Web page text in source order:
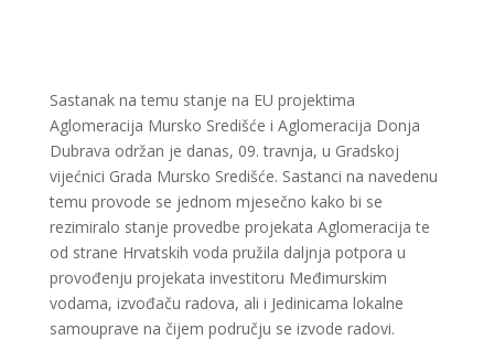
Sastanak na temu stanje na EU projektima
Aglomeracija Mursko Središće i Aglomeracija Donja
Dubrava održan je danas, 09. travnja, u Gradskoj
vijećnici Grada Mursko Središće. Sastanci na navedenu
temu provode se jednom mjesečno kako bi se
rezimiralo stanje provedbe projekata Aglomeracija te
od strane Hrvatskih voda pružila daljnja potpora u
provođenju projekata investitoru Međimurskim
vodama, izvođaču radova, ali i Jedinicama lokalne
samouprave na čijem području se izvode radovi.